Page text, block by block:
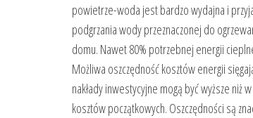
powietrze-woda jest bardzo wydajna i
podgrzania wody przeznaczonej do
domu. Nawet 80% potrzebnej energii
Możliwa oszczędność kosztów energii
nakłady inwestycyjne mogą być wyższe
kosztów początkowych. Oszczędności są